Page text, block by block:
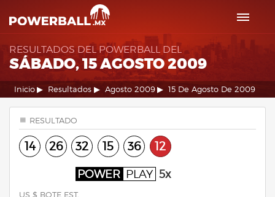
RESULTADOS DEL POWERBALL DEL
SÁBADO, 15 AGOSTO 2009
Inicio Resultados Agosto 2009 15 De Agosto De 2009
RESULTADO
14 26 32 15 36 12
POWER PLAY 5x
US $ BOTE EST.